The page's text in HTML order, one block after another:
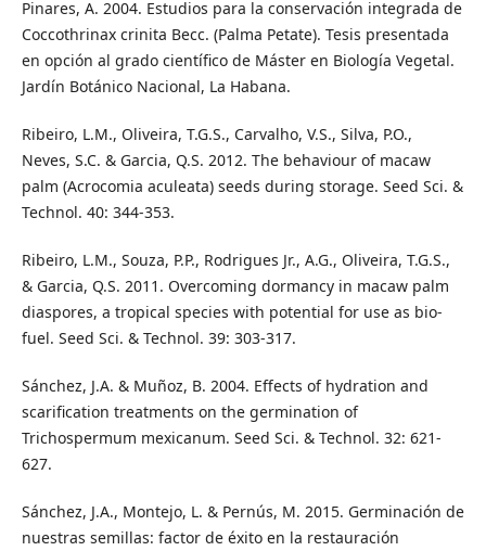
Pinares, A. 2004. Estudios para la conservación integrada de
Coccothrinax crinita Becc. (Palma Petate). Tesis presentada
en opción al grado científico de Máster en Biología Vegetal.
Jardín Botánico Nacional, La Habana.
Ribeiro, L.M., Oliveira, T.G.S., Carvalho, V.S., Silva, P.O.,
Neves, S.C. & Garcia, Q.S. 2012. The behaviour of macaw
palm (Acrocomia aculeata) seeds during storage. Seed Sci. &
Technol. 40: 344-353.
Ribeiro, L.M., Souza, P.P., Rodrigues Jr., A.G., Oliveira, T.G.S.,
& Garcia, Q.S. 2011. Overcoming dormancy in macaw palm
diaspores, a tropical species with potential for use as bio-
fuel. Seed Sci. & Technol. 39: 303-317.
Sánchez, J.A. & Muñoz, B. 2004. Effects of hydration and
scarification treatments on the germination of
Trichospermum mexicanum. Seed Sci. & Technol. 32: 621-
627.
Sánchez, J.A., Montejo, L. & Pernús, M. 2015. Germinación de
nuestras semillas: factor de éxito en la restauración